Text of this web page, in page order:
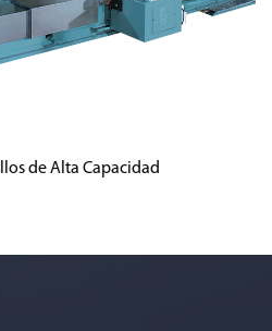
Alta Capacidad